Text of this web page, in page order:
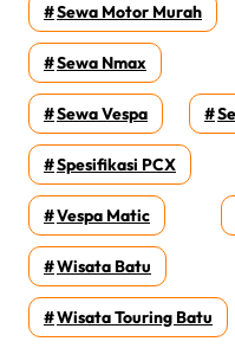
Sewa Motor Murah
Sewa Nmax
Sewa Vespa
Spesifikasi PCX
Vespa Matic
Wisata Batu
Wisata Touring Batu